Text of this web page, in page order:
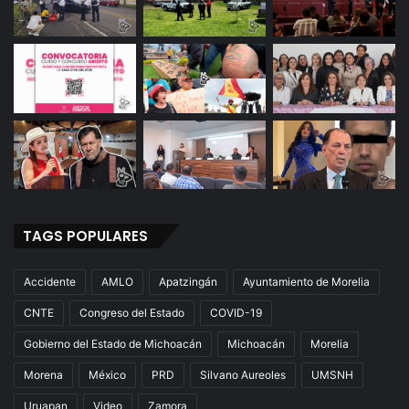
TAGS POPULARES
Accidente AMLO Apatzingán Ayuntamiento de Morelia
CNTE Congreso del Estado COVID-19
Gobierno del Estado de Michoacán Michoacán Morelia
Morena México PRD Silvano Aureoles UMSNH
Uruapan Video Zamora